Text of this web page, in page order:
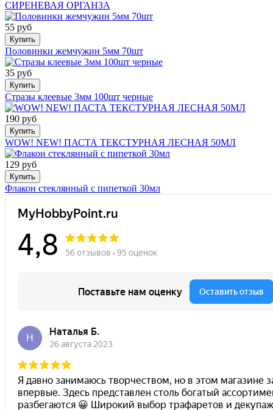
СИРЕНЕВАЯ ОРГАНЗА
55 руб
Купить
Половинки жемчужин 5мм 70шт
35 руб
Купить
Стразы клеевые 3мм 100шт черные
190 руб
Купить
WOW! NEW! ПАСТА ТЕКСТУРНАЯ ЛЕСНАЯ 50МЛ
129 руб
Купить
Флакон стеклянный с пипеткой 30мл